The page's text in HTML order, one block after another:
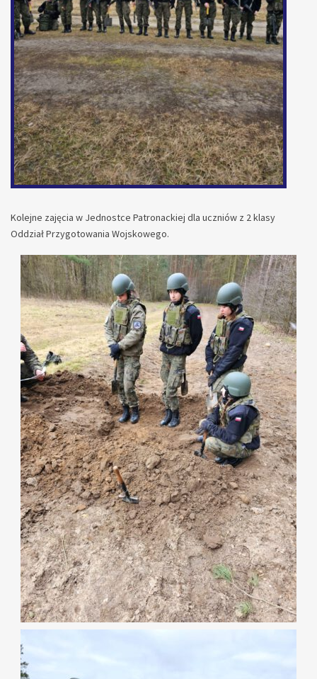
Kolejne zajęcia w Jednostce Patronackiej dla uczniów z 2 klasy
Oddział Przygotowania Wojskowego.